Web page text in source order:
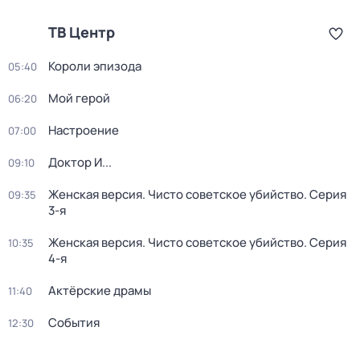
ТВ Центр
05:40 Короли эпизода
06:20 Мой герой
07:00 Настроение
09:10 Доктор И...
09:35 Женская версия. Чисто советское убийство. Серия
3-я
10:35 Женская версия. Чисто советское убийство. Серия
4-я
11:40 Актёрские драмы
12:30 События